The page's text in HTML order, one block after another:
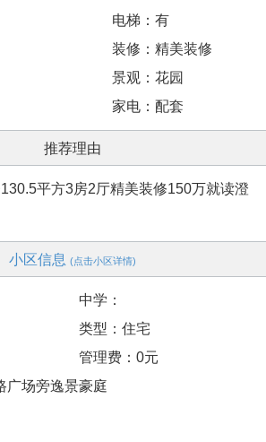
电梯：有
装修：精美装修
景观：花园
家电：配套
推荐理由
平方3房2厅精美装修150万就读澄
小区信息 (点击小区详情)
中学：
类型：住宅
管理费：0元
广场旁逸景豪庭